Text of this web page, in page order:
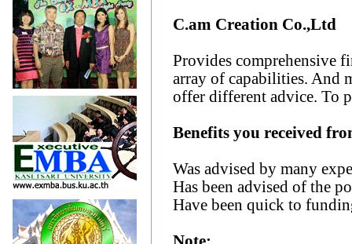
C.am Creation Co.,Ltd
Provides comprehensive
array of capabilities. And
offer different advice. To
Benefits you received
Was advised by many
Has been advised of the
Have been quick to